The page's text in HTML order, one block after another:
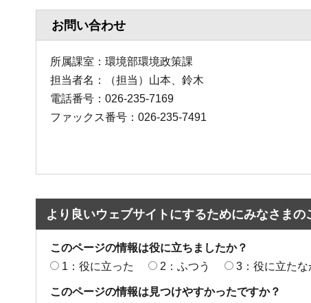
お問い合わせ
所属課室：環境部環境政策課
担当者名：（担当）山本、鈴木
電話番号：026-235-7169
ファックス番号：026-235-7491
より良いウェブサイトにするためにみなさま
このページの情報は役に立ちましたか？
1：役に立った
2：ふつう 3：役に立たな
このページの情報は見つけやすかったですか？